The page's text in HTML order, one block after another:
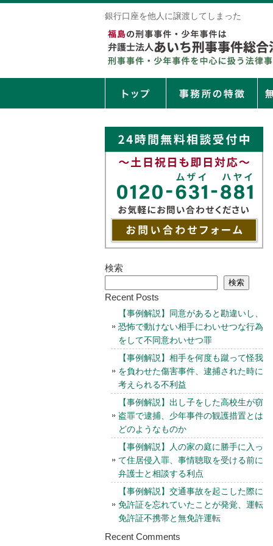
銀行口座を他人に譲渡してしまった
検索
検索
Recent Posts
【事例解説】同意があると勘違いし、
恐怖で動けない相手にわいせつな行為
をして不同意わいせつ罪
【事例解説】相手を何度も蹴って怪我
を負わせた傷害事件、逮捕された時に
考えられる不利益
【事例解説】出し子をした高校生が窃
盗罪で逮捕、少年事件の観護措置とは
どのようなものか
【事例解説】人の家の庭に勝手に入っ
て住居侵入罪、事情聴取を受ける前に
弁護士と相談する利点
【事例解説】交通事故を起こした際に
免許証を忘れていたことが発覚、運転
免許証不携帯と無免許運転
Recent Comments